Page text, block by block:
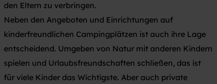
den Eltern zu verbringen.
Neben den Angeboten und Einrichtungen auf
kinderfreundlichen Campingplätzen ist auch ihre Lage
entscheidend. Umgeben von Natur mit anderen Kindern
spielen und Urlaubsfreundschaften schließen, das ist
für viele Kinder das Wichtigste. Aber auch private